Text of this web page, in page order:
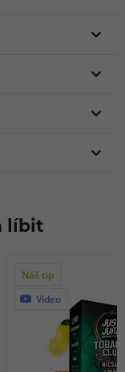
líbit
Náš tip
Video